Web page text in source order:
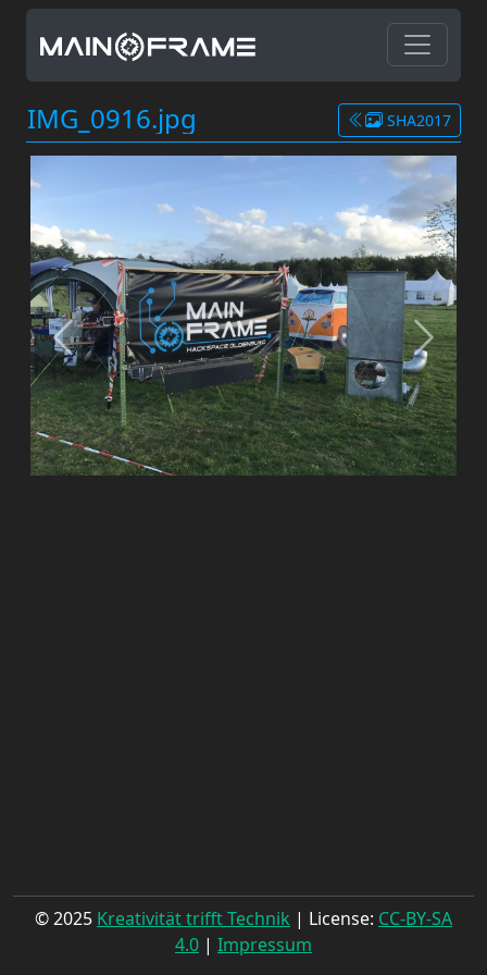
IMG_0916.jpg SHA2017
© 2025 Kreativität trifft Technik | License: CC-BY-SA
4.0 | Impressum